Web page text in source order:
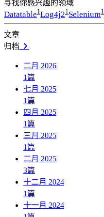
寻找你感兴趣的领域
Datatable1Log4j21Selenium1
文章
归档
二月 2026
1篇
七月 2025
1篇
四月 2025
1篇
三月 2025
1篇
二月 2025
3篇
十二月 2024
1篇
十一月 2024